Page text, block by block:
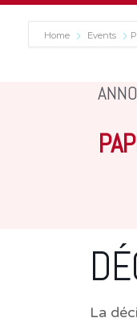
Home Events
La